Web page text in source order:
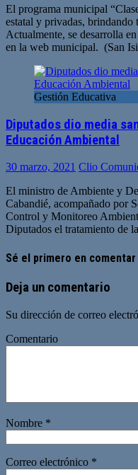
El programa municipal
estatal y privadas, brindando
Actualmente, se desarrolla
en la web municipal. (San
Gestión Educativa
Diputados dio media
Educación Ambiental
30 marzo, 2021 Clio
El ministro de Ambiente y
Cabandié, acompañado por
Control y Monitoreo
Diputados el tratamiento de
Sé el primero en comentar
Deja un comentario
Su dirección de correo
Comentario
Nombre *
Correo electrónico *